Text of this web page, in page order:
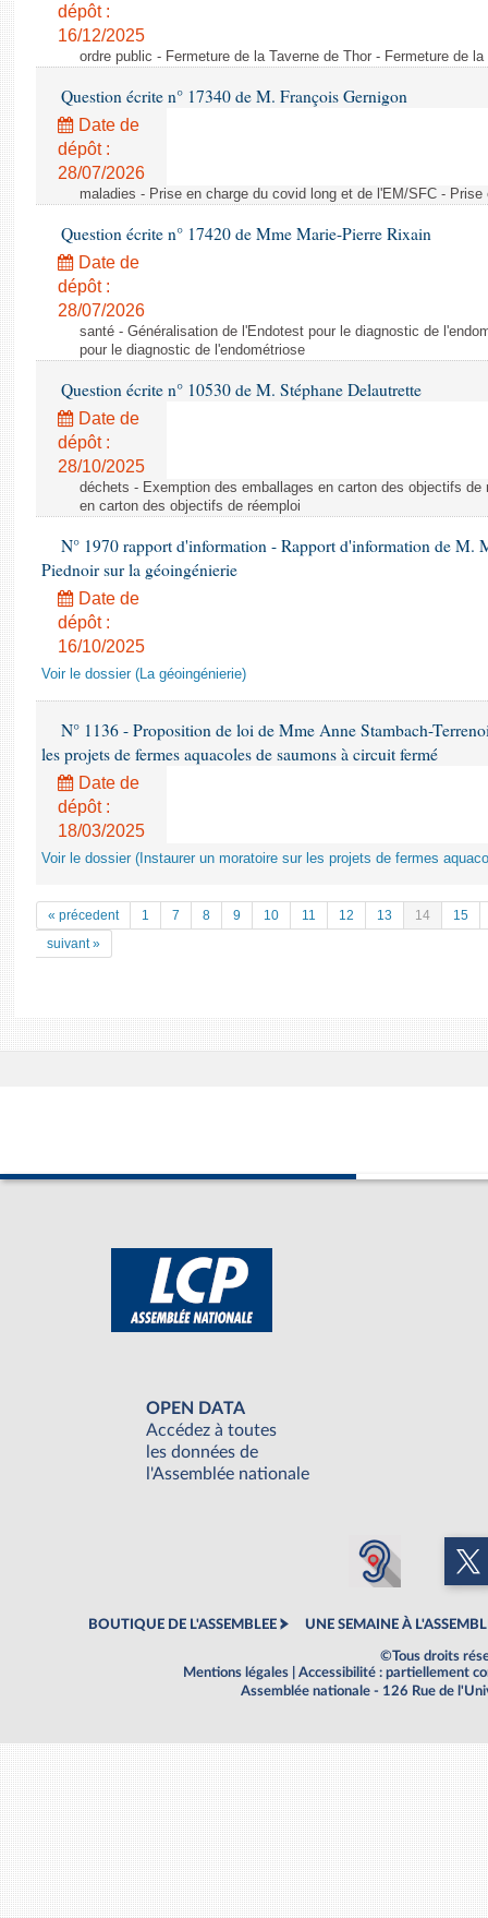
dépôt :
16/12/2025
ordre public - Fermeture de la Taverne de Thor - Fermeture de la
Question écrite n° 17340 de M. François Gernigon
Date de
dépôt :
28/07/2026
maladies - Prise en charge du covid long et de l'EM/SFC -
Question écrite n° 17420 de Mme Marie-Pierre Rixain
Date de
dépôt :
28/07/2026
santé - Généralisation de l'Endotest pour le diagnostic de
pour le diagnostic de l'endométriose
Question écrite n° 10530 de M. Stéphane Delautrette
Date de
dépôt :
28/10/2025
déchets - Exemption des emballages en carton des objectifs
en carton des objectifs de réemploi
N° 1970 rapport d'information - Rapport d'information de M.
Piednoir sur la géoingénierie
Date de
dépôt :
16/10/2025
Voir le dossier (La géoingénierie)
N° 1136 - Proposition de loi de Mme Anne Stambach-
les projets de fermes aquacoles de saumons à circuit fermé
Date de
dépôt :
18/03/2025
Voir le dossier (Instaurer un moratoire sur les projets de fermes
« précedent 1 7 8 9 10 11 12 13 14
15
suivant »
OPEN DATA
Accédez à toutes
les données de
l'Assemblée nationale
BOUTIQUE DE L'ASSEMBLEE UNE SEMAINE À
©Tous droits
Mentions légales
Accessibilité : partiellement
Assemblée nationale - 126 Rue de